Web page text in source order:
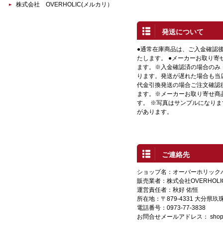
発送について
●通常在庫商品は、ご入金確認
たします。 ●メーカーお取り寄
ます。※入金確認済の場合の
ります。発送が遅れた場合も
代金引換発送の場合ご注文確
ます。※メーカーお取り寄せ商
す。 ※写真はサンプルになり
があります。
ご連絡先
ショップ名：オーバーホリック
販売業者：株式会社
運営責任者：秋好 佑恒
所在地：〒879-4331 大分県玖
電話番号：0973-77-3838
お問合せメールアドレス：
株式会社 OVERHOLIC(メルカリ）